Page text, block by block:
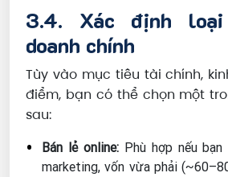
3.4. Xác định
doanh chính
Tùy vào mục tiêu tài chính,
điểm, bạn có thể chọn một
sau:
Bán lẻ online:Phù hợp nếu
marketing, vốn vừa phải